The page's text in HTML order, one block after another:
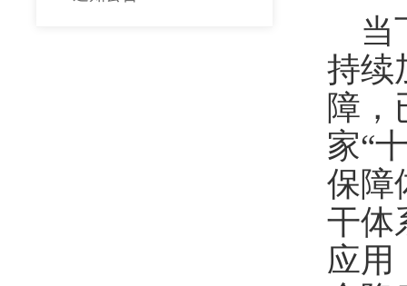
当
持续
障，
家“
保障
干体
应用